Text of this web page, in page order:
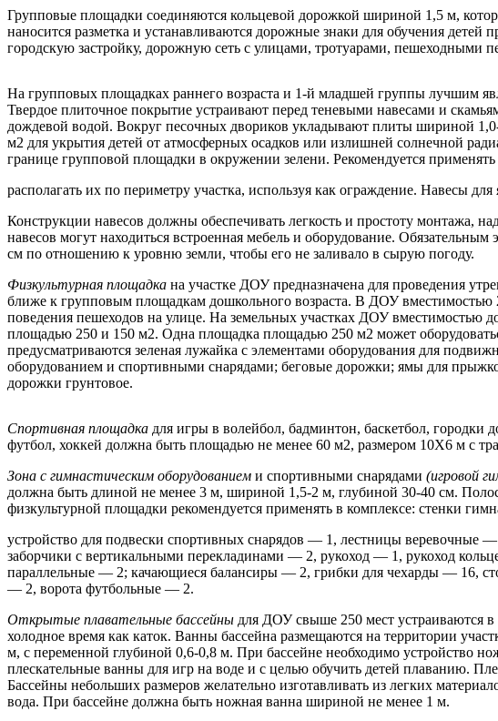
Групповые площадки соединяются кольцевой дорожкой шириной 1,5 м,
наносится разметка и устанавливаются дорожные знаки для обучения
городскую застройку, дорожную сеть с улицами, тротуарами, пешеходными
На групповых площадках раннего возраста и 1-й младшей группы лучшим
Твердое плиточное покрытие устраивают перед теневыми навесами и
дождевой водой. Вокруг песочных двориков укладывают плиты шириной
м2 для укрытия детей от атмосферных осадков или излишней солнечной
границе групповой площадки в окружении зелени. Рекомендуется
располагать их по периметру участка, используя как ограждение. Навесы
Конструкции навесов должны обеспечивать легкость и простоту монтажа,
навесов могут находиться встроенная мебель и оборудование.
см по отношению к уровню земли, чтобы его не заливало в сырую погоду.
Физкультурная площадка на участке ДОУ предназначена для проведения
ближе к групповым площадкам дошкольного возраста. В ДОУ вместимостью
поведения пешеходов на улице. На земельных участках ДОУ вместимостью
площадью 250 и 150 м2. Одна площадка площадью 250 м2 может
предусматриваются зеленая лужайка с элементами оборудования для
оборудованием и спортивными снарядами; беговые дорожки; ямы для
дорожки грунтовое.
Спортивная площадка для игры в волейбол, бадминтон, баскетбол,
футбол, хоккей должна быть площадью не менее 60 м2, размером 10X6 м с
Зона с гимнастическим оборудованием и спортивными снарядами (игровой
должна быть длиной не менее 3 м, шириной 1,5-2 м, глубиной 30-40 см.
физкультурной площадки рекомендуется применять в комплексе: стенки
устройство для подвески спортивных снарядов — 1, лестницы
заборчики с вертикальными перекладинами — 2, рукоход — 1, рукоход
параллельные — 2; качающиеся балансиры — 2, грибки для чехарды — 16,
— 2, ворота футбольные — 2.
Открытые плавательные бассейны для ДОУ свыше 250 мест устраиваются
холодное время как каток. Ванны бассейна размещаются на территории
м, с переменной глубиной 0,6-0,8 м. При бассейне необходимо устройство
плескательные ванны для игр на воде и с целью обучить детей плаванию.
Бассейны небольших размеров желательно изготавливать из легких
вода. При бассейне должна быть ножная ванна шириной не менее 1 м.